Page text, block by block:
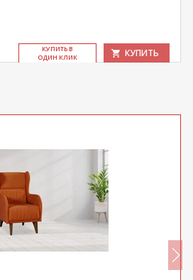
КУ­ПИТЬ В
ОДИН КЛИК
КУПИТЬ